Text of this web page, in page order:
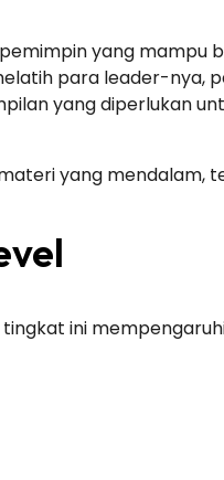
yang
para leader-nya,
yang diperlukan
yang mendalam,
ini